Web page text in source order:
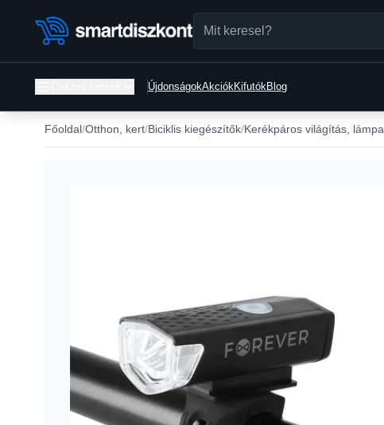
ÚjdonságokAkciókKifutókBlog
Főoldal Otthon, kert Biciklis kiegészítők Kerékpáros világítás, lámpa